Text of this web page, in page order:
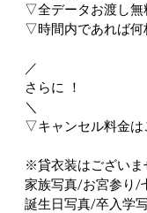
▽全データお渡し無
▽時間内であれば何
／
さらに ！
＼
▽キャンセル料金は
※貸衣装はございま
家族写真/お宮参り/
誕生日写真/卒入学